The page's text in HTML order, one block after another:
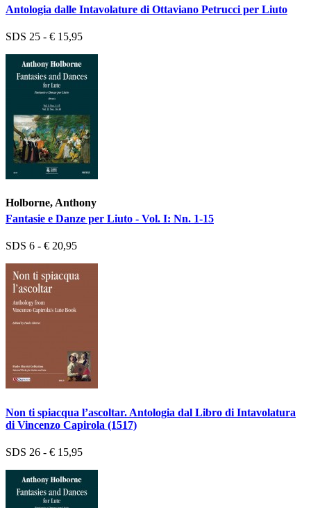
Antologia dalle Intavolature di Ottaviano Petrucci per Liuto
SDS 25 - € 15,95
Holborne, Anthony
Fantasie e Danze per Liuto - Vol. I: Nn. 1-15
SDS 6 - € 20,95
Non ti spiacqua l’ascoltar. Antologia dal Libro di Intavolatura
di Vincenzo Capirola (1517)
SDS 26 - € 15,95